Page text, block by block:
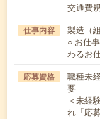
交通費
仕事内容
製造（
○ お仕
わるお
応募資格
職種未
要
＜未経
れ「応